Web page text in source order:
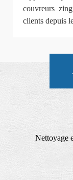
couvreurs
clients depuis
Nettoyage